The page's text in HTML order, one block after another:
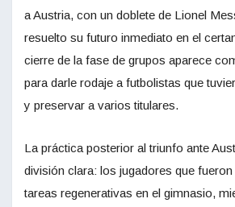
a Austria, con un doblete de Lionel
resuelto su futuro inmediato en el
cierre de la fase de grupos aparece
para darle rodaje a futbolistas que
y preservar a varios titulares.
La práctica posterior al triunfo ante
división clara: los jugadores que
tareas regenerativas en el gimnasio,